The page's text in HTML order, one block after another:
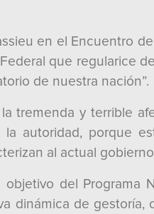
en el Encuentro
que regularice
de nuestra nación”.
tremenda y terrible
autoridad, porque
al actual
del Programa
dinámica de gestoría,